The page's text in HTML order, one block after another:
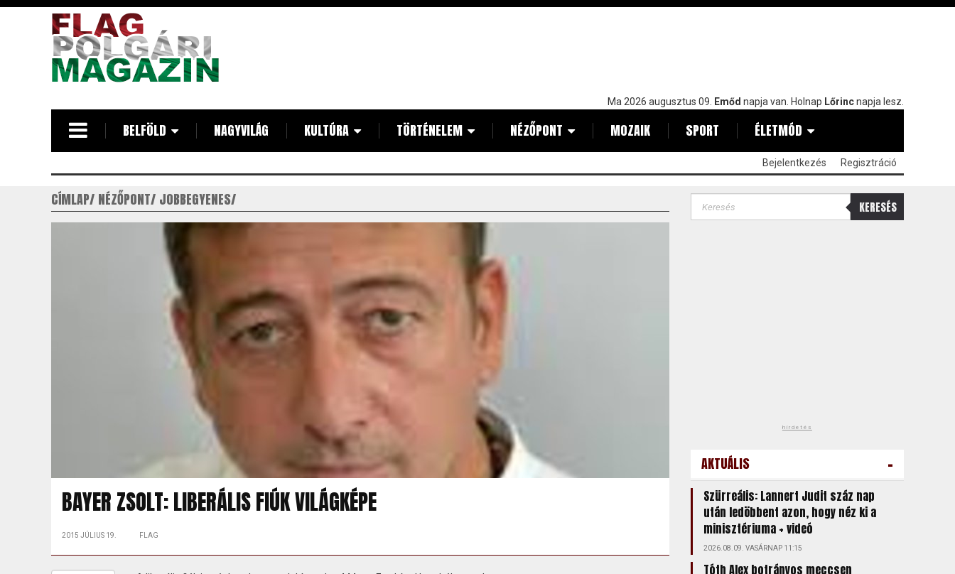
Ma 2026 augusztus 09. Emőd napja van. Holnap Lőrincnapja lesz.
BELFÖLD NAGYVILÁG KULTÚRA TÖRTÉNELEM NÉZŐPONT MOZAIK SPORT ÉLETMÓD
Bejelentkezés Regisztráció
CÍMLAP NÉZŐPONT JOBBEGYENES
BAYER ZSOLT: LIBERÁLIS FIÚK VILÁGKÉPE
2015 JÚLIUS 19. FLAG
KERESÉS
hirdetés
AKTUÁLIS -
Szürreális: Lannert Judit száz nap
után ledöbbent azon, hogy néz ki a
minisztériuma + videó
2026.08.09. VASÁRNAP 11:15
Tóth Alex botrányos meccsen